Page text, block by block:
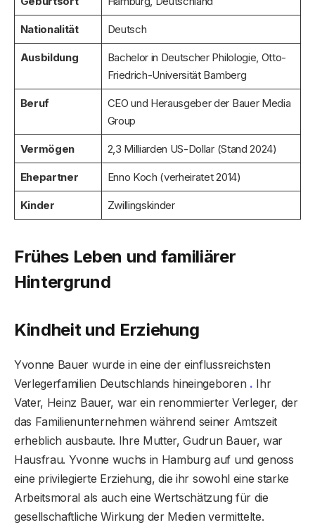
Nationalität Deutsch
Ausbildung
Bachelor in Deutscher Philologie, Otto-
Friedrich-Universität Bamberg
Beruf
CEO und Herausgeber der Bauer Media
Group
Vermögen 2,3 Milliarden US-Dollar (Stand 2024)
Ehepartner Enno Koch (verheiratet 2014)
Kinder Zwillingskinder
Frühes Leben und familiärer
Hintergrund
Kindheit und Erziehung
Yvonne Bauer wurde in eine der einflussreichsten
Verlegerfamilien Deutschlands hineingeboren . Ihr
Vater, Heinz Bauer, war ein renommierter Verleger, der
das Familienunternehmen während seiner Amtszeit
erheblich ausbaute. Ihre Mutter, Gudrun Bauer, war
Hausfrau. Yvonne wuchs in Hamburg auf und genoss
eine privilegierte Erziehung, die ihr sowohl eine starke
Arbeitsmoral als auch eine Wertschätzung für die
gesellschaftliche Wirkung der Medien vermittelte.